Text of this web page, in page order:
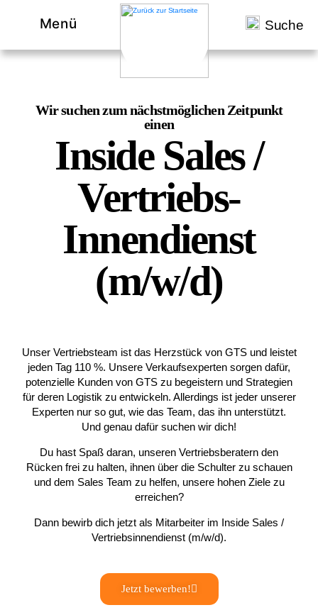
Menü Suche
Wir suchen zum nächstmöglichen Zeitpunkt
einen
Inside Sales /
Vertriebs-
Innendienst
(m/w/d)
Unser Vertriebsteam ist das Herzstück von GTS und leistet
jeden Tag 110 %. Unsere Verkaufsexperten sorgen dafür,
potenzielle Kunden von GTS zu begeistern und Strategien
für deren Logistik zu entwickeln. Allerdings ist jeder unserer
Experten nur so gut, wie das Team, das ihn unterstützt.
Und genau dafür suchen wir dich!
Du hast Spaß daran, unseren Vertriebsberatern den
Rücken frei zu halten, ihnen über die Schulter zu schauen
und dem Sales Team zu helfen, unsere hohen Ziele zu
erreichen?
Dann bewirb dich jetzt als Mitarbeiter im Inside Sales /
Vertriebsinnendienst (m/w/d).
Jetzt bewerben!